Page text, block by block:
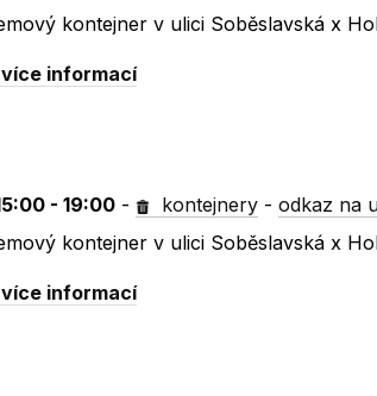
kontejner v ulici Soběslavská x
informací
- 19:00 - kontejnery -odkaz na
kontejner v ulici Soběslavská x
informací